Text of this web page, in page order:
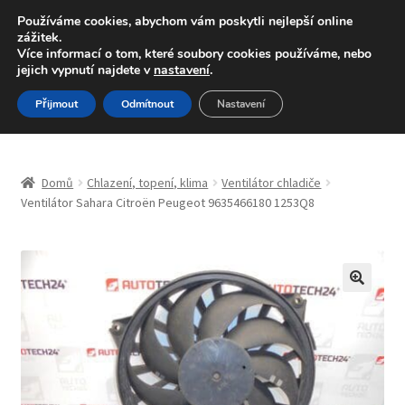
DOPRAVA od 139,-Kč
Volejte po-pá 9-16 704 494 494
Přeskočit
na
navigaci
Přejít
k
obsahu
Blog
Doprava
Domů Chlazení, topení, klima
Ventilátor chladiče
Ventilátor Sahara Citroën Peugeot 9635466180 1253Q8
Používáme cookies, abychom vám poskytli nejlepší online
zážitek.
Více informací o tom, které soubory cookies používáme, nebo
jejich vypnutí najdete v nastavení.
Přijmout Odmítnout Nastavení